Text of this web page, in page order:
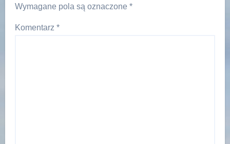
Wymagane pola są oznaczone *
Komentarz *